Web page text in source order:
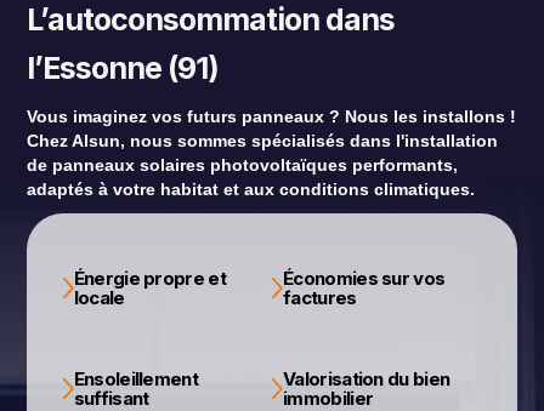
L’autoconsommation dans
l’Essonne (91)
Vous imaginez vos futurs panneaux ? Nous les installons !
Chez Alsun, nous sommes spécialisés dans l'installation
de panneaux solaires photovoltaïques performants,
adaptés à votre habitat et aux conditions climatiques.
Énergie propre et
locale
Économies sur vos
factures
Ensoleillement
suffisant
Valorisation du bien
immobilier